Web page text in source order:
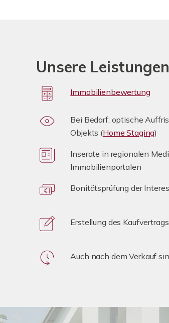
Unsere
Immobilienbewertung
Bei Bedarf: optische
Objekts (Home Staging)
Inserate in regionalen
Immobilienportalen
Bonitätsprüfung der
Erstellung des
Auch nach dem Verkauf